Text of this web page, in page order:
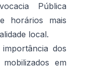
Pública
horários mais
local.
dos
em